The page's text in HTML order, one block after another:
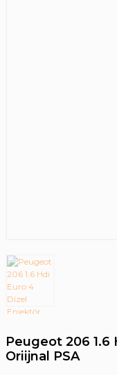
Peugeot 206 1.6
Oriijnal PSA